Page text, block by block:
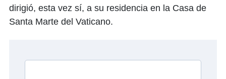
dirigió, esta vez sí, a su residencia en la Casa de
Santa Marte del Vaticano.